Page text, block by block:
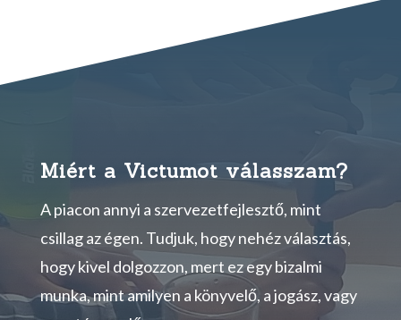
Miért a Victumot válasszam?
A piacon annyi a szervezetfejlesztő, mint
csillag az égen. Tudjuk, hogy nehéz választás,
hogy kivel dolgozzon, mert ez egy bizalmi
munka, mint amilyen a könyvelő, a jogász, vagy